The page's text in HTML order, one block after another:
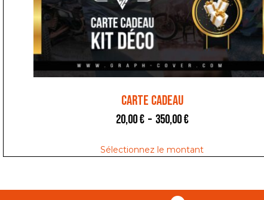
Carte Cadeau
20,00€ – 350,00€
Sélectionnez le montant